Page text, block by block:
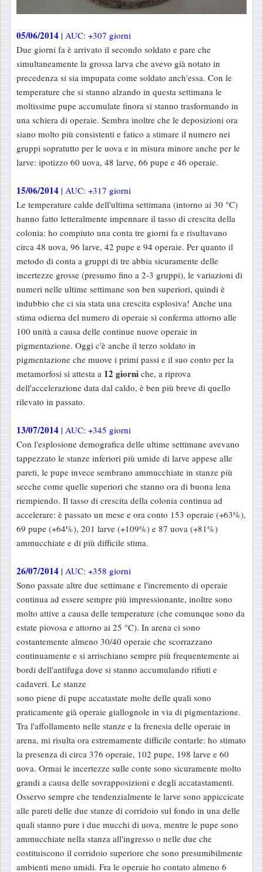
05/06/2014 | AUC: +307 giorni
Due giorni fa è arrivato il secondo soldato e pare che
simultaneamente la grossa larva che avevo già notato in
precedenza si sia impupata come soldato anch'essa. Con le
temperature che si stanno alzando in questa settimana le
moltissime pupe accumulate finora si stanno trasformando in
una schiera di operaie. Sembra inoltre che le deposizioni ora
siano molto più consistenti e fatico a stimare il numero nei
gruppi sopratutto per le uova e in misura minore anche per le
larve: ipotizzo 60 uova, 48 larve, 66 pupe e 46 operaie.
15/06/2014 | AUC: +317 giorni
Le temperature calde dell'ultima settimana (intorno ai 30 °C)
hanno fatto letteralmente impennare il tasso di crescita della
colonia: ho compiuto una conta tre giorni fa e risultavano
circa 48 uova, 96 larve, 42 pupe e 94 operaie. Per quanto il
metodo di conta a gruppi di tre abbia sicuramente delle
incertezze grosse (presumo fino a 2-3 gruppi), le variazioni di
numeri nelle ultime settimane son ben superiori, quindi è
indubbio che ci sia stata una crescita esplosiva! Anche una
stima odierna del numero di operaie si conferma attorno alle
100 unità a causa delle continue nuove operaie in
pigmentazione. Oggi c'è anche il terzo soldato in
pigmentazione che muove i primi passi e il suo conto per la
metamorfosi si attesta a 12 giorni che, a riprova
dell'accelerazione data dal caldo, è ben più breve di quello
rilevato in passato.
13/07/2014 | AUC: +345 giorni
Con l'esplosione demografica delle ultime settimane avevano
tappezzato le stanze inferiori più umide di larve appese alle
pareti, le pupe invece sembrano ammucchiate in stanze più
secche come quelle superiori che stanno ora di buona lena
riempiendo. Il tasso di crescita della colonia continua ad
accelerare: è passato un mese e ora conto 153 operaie (+63%),
69 pupe (+64%), 201 larve (+109%) e 87 uova (+81%)
ammucchiate e di più difficile stima.
26/07/2014 | AUC: +358 giorni
Sono passate altre due settimane e l'incremento di operaie
continua ad essere sempre più impressionante, inoltre sono
molto attive a causa delle temperature (che comunque sono da
estate piovosa e attorno ai 25 °C). In arena ci sono
costantemente almeno 30/40 operaie che scorrazzano
continuamente e si arrischiano sempre più frequentemente ai
bordi dell'antifuga dove si stanno accumulando rifiuti e
cadaveri. Le stanze
sono piene di pupe accatastate molte delle quali sono
praticamente già operaie giallognole in via di pigmentazione.
Tra l'affollamento nelle stanze e la frenesia delle operaie in
arena, mi risulta ora estremamente difficile contarle: ho stimato
la presenza di circa 376 operaie, 102 pupe, 198 larve e 60
uova. Ormai le incertezze sulle conte sono sicuramente molto
grandi a causa delle sovrapposizioni e degli accatastamenti.
Osservo sempre che tendenzialmente le larve sono appiccicate
alle pareti delle due stanze di corridoio sul fondo in una delle
quali stanno pure i due mucchi di uova, mentre le pupe sono
ammucchiate nella stanza all'ingresso o nelle due che
costituiscono il corridoio superiore che sono presumibilmente
ambienti meno umidi. Fra le operaie ho contato almeno 6